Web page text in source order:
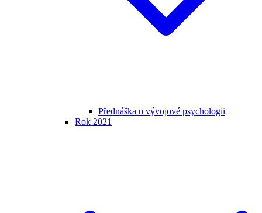
Přednáška o vývojové psychologii
Rok 2021